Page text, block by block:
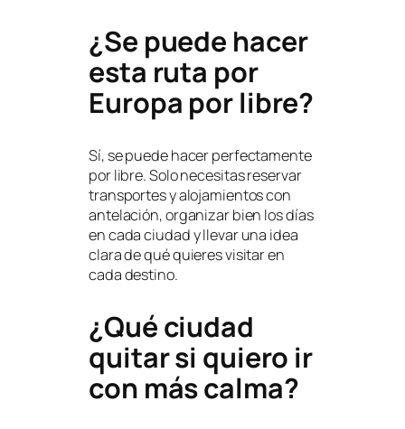
¿Se puede hacer
esta ruta por
Europa por libre?
Sí, se puede hacer perfectamente
por libre. Solo necesitas reservar
transportes y alojamientos con
antelación, organizar bien los días
en cada ciudad y llevar una idea
clara de qué quieres visitar en
cada destino.
¿Qué ciudad
quitar si quiero ir
con más calma?